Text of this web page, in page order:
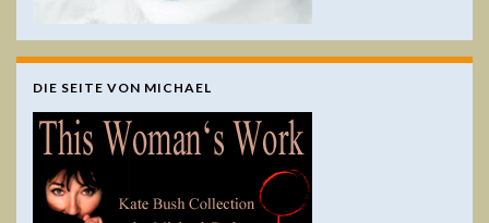
DIE SEITE VON MICHAEL